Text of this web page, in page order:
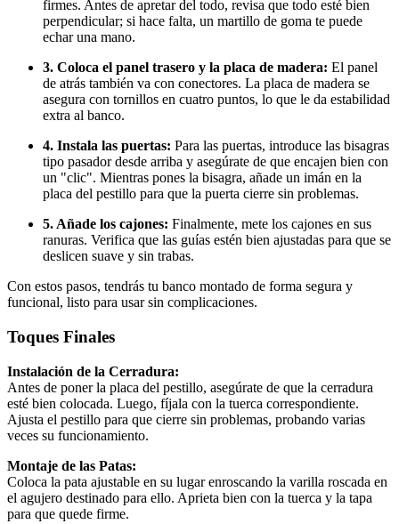
firmes. Antes de apretar del todo, revisa que todo esté bien
perpendicular; si hace falta, un martillo de goma te puede
echar una mano.
3. Coloca el panel trasero y la placa de madera: El panel
de atrás también va con conectores. La placa de madera se
asegura con tornillos en cuatro puntos, lo que le da estabilidad
extra al banco.
4. Instala las puertas: Para las puertas, introduce las bisagras
tipo pasador desde arriba y asegúrate de que encajen bien con
un "clic". Mientras pones la bisagra, añade un imán en la
placa del pestillo para que la puerta cierre sin problemas.
5. Añade los cajones: Finalmente, mete los cajones en sus
ranuras. Verifica que las guías estén bien ajustadas para que se
deslicen suave y sin trabas.
Con estos pasos, tendrás tu banco montado de forma segura y
funcional, listo para usar sin complicaciones.
Toques Finales
Instalación de la Cerradura:
Antes de poner la placa del pestillo, asegúrate de que la cerradura
esté bien colocada. Luego, fíjala con la tuerca correspondiente.
Ajusta el pestillo para que cierre sin problemas, probando varias
veces su funcionamiento.
Montaje de las Patas:
Coloca la pata ajustable en su lugar enroscando la varilla roscada en
el agujero destinado para ello. Aprieta bien con la tuerca y la tapa
para que quede firme.